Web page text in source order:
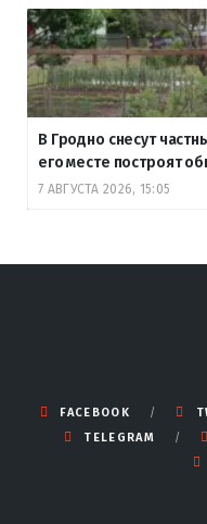
В Гродно снесут
его месте построят
7 АВГУСТА 2026, 15:05
FACEBOOK
TELEGRAM